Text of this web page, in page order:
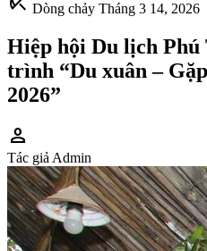
Dòng chảy Tháng 3 14, 2026
Hiệp hội Du lịch Phú
trình “Du xuân –
2026”
person
Tác giả Admin